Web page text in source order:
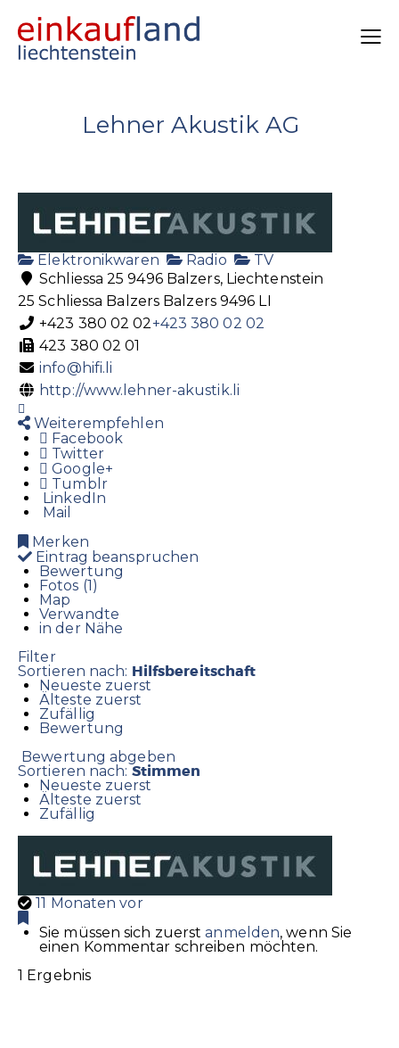
Lehner Akustik AG
Elektronikwaren Radio
TV
Schliessa 25 9496 Balzers, Liechtenstein
25 Schliessa Balzers Balzers 9496 LI
+423 380 02 02+423 380 02 02
423 380 02 01
info@hifi.li
http://www.lehner-akustik.li
Weiterempfehlen
Facebook
Twitter
Google+
Tumblr
LinkedIn
Mail
Merken
Eintrag beanspruchen
Bewertung
Fotos (1)
Map
Verwandte
in der Nähe
Filter
Sortieren nach: Hilfsbereitschaft
Neueste zuerst
Älteste zuerst
Zufällig
Bewertung
Bewertung abgeben
Sortieren nach: Stimmen
Neueste zuerst
Älteste zuerst
Zufällig
11 Monaten vor
Sie müssen sich zuerstanmelden, wenn Sie
einen Kommentar schreiben möchten.
1 Ergebnis